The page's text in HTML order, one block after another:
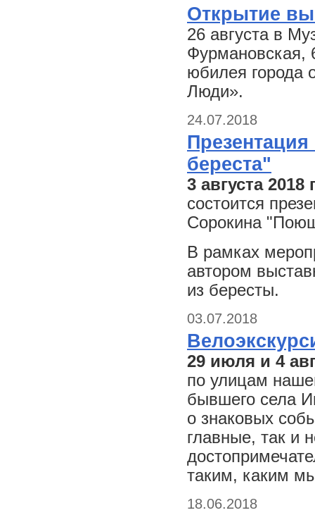
Открытие
26 августа в
Фурмановская,
юбилея города
Люди».
24.07.2018
береста"
3 августа 2018
состоится
Сорокина
В рамках
автором
из бересты.
03.07.2018
29 июля и 4
по улицам
бывшего села
о знаковых
главные, так и
таким, каким
18.06.2018